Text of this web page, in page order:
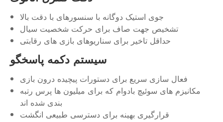
جوی استیک دوگانه با سنسورهای با دقت بالا
تشخیص جهت صاف برای حرکت شخصیت سیال
حداقل تاخیر برای سناریوهای بازی های رقابتی
سیستم دکمه پاسخگو
فعال سازی سریع برای دستورات پیچیده درون بازی
مکانیزم های سوئیچ بادوام که برای میلیون ها پرس رتبه
بندی شده اند
قرارگیری بهینه برای دسترسی طبیعی انگشت